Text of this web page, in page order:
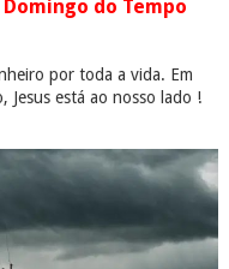
do Tempo
por toda a vida. Em
Jesus está ao nosso lado !